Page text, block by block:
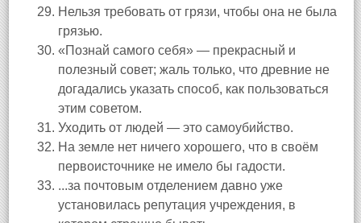
Нельзя требовать от грязи, чтобы она не была
грязью.
«Познай самого себя» — прекрасный и
полезный совет; жаль только, что древние не
догадались указать способ, как пользоваться
этим советом.
Уходить от людей — это самоубийство.
На земле нет ничего хорошего, что в своём
первоисточнике не имело бы гадости.
...за почтовым отделением давно уже
установилась репутация учреждения, в